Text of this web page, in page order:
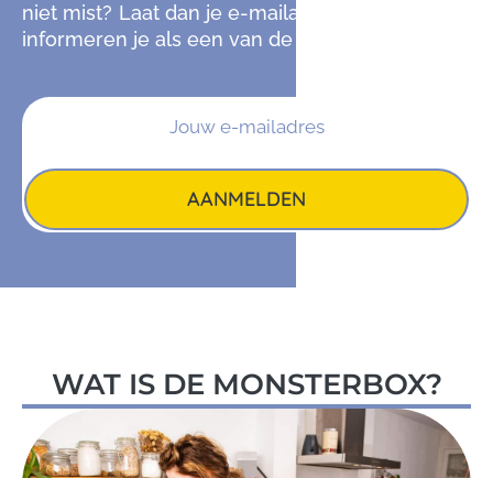
niet mist? Laat dan je e-mailadres achter en we
informeren je als een van de eersten.
AANMELDEN
WAT IS DE MONSTERBOX?